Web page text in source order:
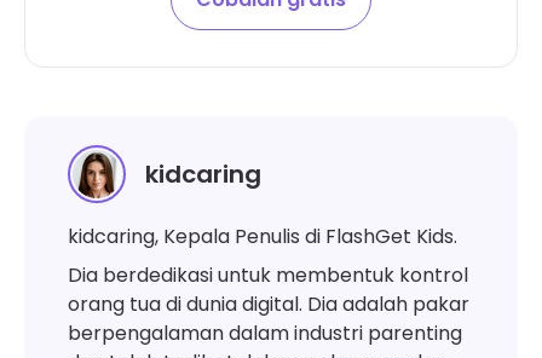
kidcaring
kidcaring, Kepala Penulis di FlashGet Kids.
Dia berdedikasi untuk membentuk kontrol
orang tua di dunia digital. Dia adalah pakar
berpengalaman dalam industri parenting